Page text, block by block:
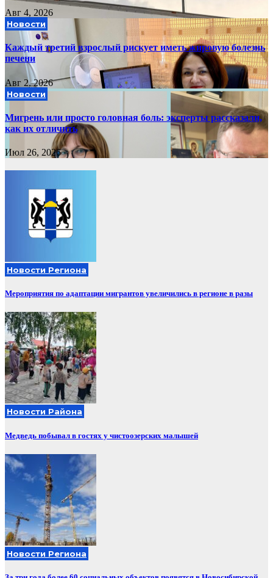
Авг 4, 2026
Новости
Каждый третий взрослый рискует иметь жировую болезнь
печени
Авг 2, 2026
Новости
Мигрень или просто головная боль: эксперты рассказали,
как их отличить
Июл 26, 2026
Новости Региона
Мероприятия по адаптации мигрантов увеличились в регионе в разы
Новости Района
Медведь побывал в гостях у чистоозерских малышей
Новости Региона